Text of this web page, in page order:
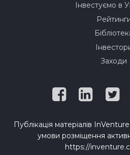
Інвестуємо в
Заходи
Публікація матеріалів
умови розміщення
https://